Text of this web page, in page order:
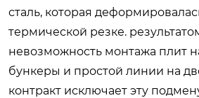
сталь, которая
термической резке.
невозможность монтажа плит
бункеры и простой линии на
контракт исключает эту